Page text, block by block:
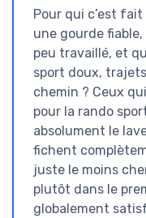
Pour qui c’est
une gourde
peu travaillé, et
sport doux,
chemin ? Ceux
pour la rando
absolument le
fichent
juste le moins
plutôt dans le
globalement